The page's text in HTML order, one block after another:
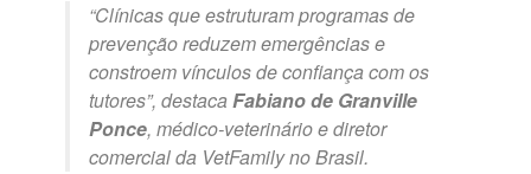
“Clínicas que estruturam programas de
prevenção reduzem emergências e
constroem vínculos de confiança com os
tutores”, destacaFabiano de Granville
Ponce, médico-veterinário e diretor
comercial da VetFamily no Brasil.